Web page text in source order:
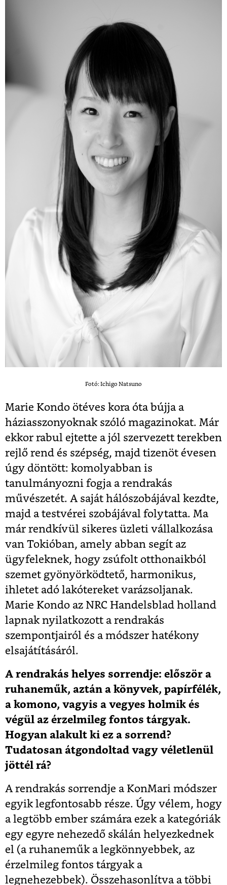
Fotó: Ichigo Natsuno
Marie Kondo ötéves kora óta bújja a
háziasszonyoknak szóló magazinokat. Már
ekkor rabul ejtette a jól szervezett terekben
rejlő rend és szépség, majd tizenöt évesen
úgy döntött: komolyabban is
tanulmányozni fogja a rendrakás
művészetét. A saját hálószobájával kezdte,
majd a testvérei szobájával folytatta. Ma
már rendkívül sikeres üzleti vállalkozása
van Tokióban, amely abban segít az
ügyfeleknek, hogy zsúfolt otthonaikból
szemet gyönyörködtető, harmonikus,
ihletet adó lakótereket varázsoljanak.
Marie Kondo az NRC Handelsblad holland
lapnak nyilatkozott a rendrakás
szempontjairól és a módszer hatékony
elsajátításáról.
A rendrakás helyes sorrendje: először a
ruhaneműk, aztán a könyvek, papírfélék,
a komono, vagyis a vegyes holmik és
végül az érzelmileg fontos tárgyak.
Hogyan alakult ki ez a sorrend?
Tudatosan átgondoltad vagy véletlenül
jöttél rá?
A rendrakás sorrendje a KonMari módszer
egyik legfontosabb része. Úgy vélem, hogy
a legtöbb ember számára ezek a kategóriák
egy egyre nehezedő skálán helyezkednek
el (a ruhaneműk a legkönnyebbek, az
érzelmileg fontos tárgyak a
legnehezebbek). Összehasonlítva a többi